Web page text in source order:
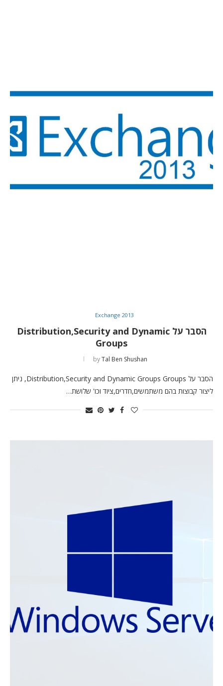
Exchange 2013
הסבר על Distribution,Security and Dynamic
Groups
byTal Ben Shushan
הסבר על Distribution,Security and Dynamic Groups Groups, ניתן
ליצור קבוצות בהם משתמשים,חדרים,ציוד וכו' שלושת…